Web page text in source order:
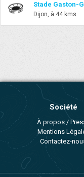
Stade Gaston-
Dijon, à 44 kms
Société
À propos /
Mentions
Contactez-